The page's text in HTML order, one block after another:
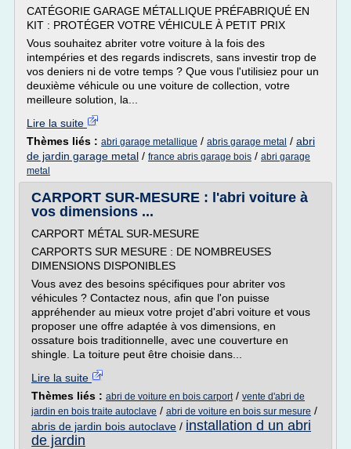
CATÉGORIE GARAGE MÉTALLIQUE PRÉFABRIQUÉ EN
KIT : PROTÉGER VOTRE VÉHICULE À PETIT PRIX
Vous souhaitez abriter votre voiture à la fois des
intempéries et des regards indiscrets, sans investir trop de
vos deniers ni de votre temps ? Que vous l'utilisiez pour un
deuxième véhicule ou une voiture de collection, votre
meilleure solution, la...
Lire la suite
Thèmes liés : abri garage metallique / abris garage metal / abri
de jardin garage metal / france abris garage bois / abri garage
metal
CARPORT SUR-MESURE : l'abri voiture à
vos dimensions ...
CARPORT MÉTAL SUR-MESURE
CARPORTS SUR MESURE : DE NOMBREUSES
DIMENSIONS DISPONIBLES
Vous avez des besoins spécifiques pour abriter vos
véhicules ? Contactez nous, afin que l'on puisse
appréhender au mieux votre projet d'abri voiture et vous
proposer une offre adaptée à vos dimensions, en
ossature bois traditionnelle, avec une couverture en
shingle. La toiture peut être choisie dans...
Lire la suite
Thèmes liés : abri de voiture en bois carport/ vente d'abri de
jardin en bois traite autoclave / abri de voiture en bois sur mesure /
abris de jardin bois autoclave / installation d un abri
de jardin